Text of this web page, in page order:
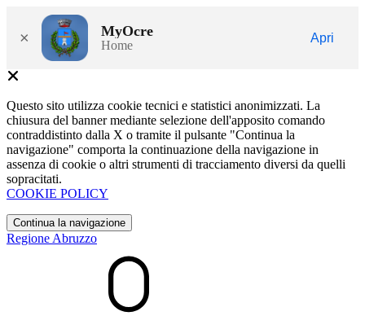
× MyOcre
Home
Apri
Questo sito utilizza cookie tecnici e statistici anonimizzati. La
chiusura del banner mediante selezione dell'apposito comando
contraddistinto dalla X o tramite il pulsante "Continua la
navigazione" comporta la continuazione della navigazione in
assenza di cookie o altri strumenti di tracciamento diversi da quelli
sopracitati.
COOKIE POLICY
Continua la navigazione
Regione Abruzzo